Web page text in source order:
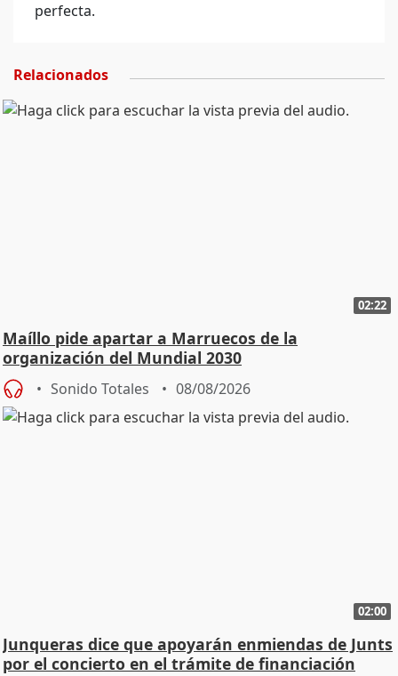
perfecta.
Relacionados
02:22
Maíllo pide apartar a Marruecos de la
organización del Mundial 2030
Sonido Totales 08/08/2026
02:00
Junqueras dice que apoyarán enmiendas de Junts
por el concierto en el trámite de financiación